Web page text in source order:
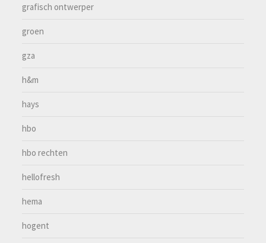
grafisch ontwerper
groen
gza
h&m
hays
hbo
hbo rechten
hellofresh
hema
hogent